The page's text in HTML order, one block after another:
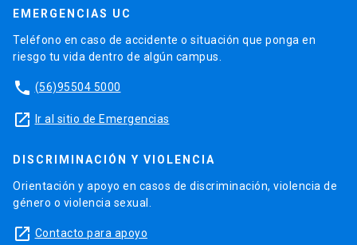
EMERGENCIAS UC
Teléfono en caso de accidente o situación que ponga en
riesgo tu vida dentro de algún campus.
phone (56)95504 5000
launch Ir al sitio de Emergencias
DISCRIMINACIÓN Y VIOLENCIA
Orientación y apoyo en casos de discriminación, violencia de
género o violencia sexual.
launch Contacto para apoyo